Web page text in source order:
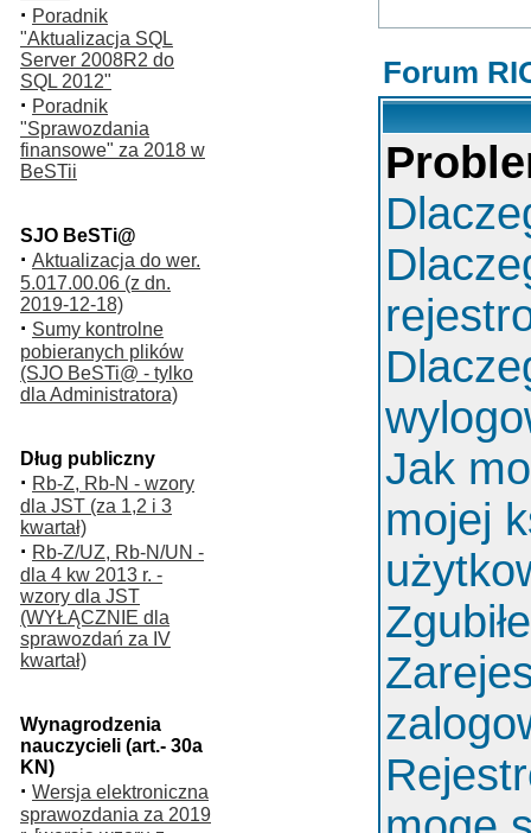
· Poradnik
"Aktualizacja SQL
Server 2008R2 do
SQL 2012"
· Poradnik
"Sprawozdania
finansowe" za 2018 w
BeSTii
SJO BeSTi@
· Aktualizacja do wer.
5.017.00.06 (z dn.
2019-12-18)
· Sumy kontrolne
pobieranych plików
(SJO BeSTi@ - tylko
dla Administratora)
Dług publiczny
· Rb-Z, Rb-N - wzory
dla JST (za 1,2 i 3
kwartał)
· Rb-Z/UZ, Rb-N/UN -
dla 4 kw 2013 r. -
wzory dla JST
(WYŁĄCZNIE dla
sprawozdań za IV
kwartał)
Wynagrodzenia
nauczycieli (art.- 30a
KN)
· Wersja elektroniczna
sprawozdania za 2019
Forum
Jak
mojej